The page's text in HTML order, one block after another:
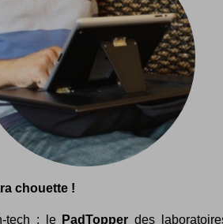
chouette !
tech : le PadTopper des